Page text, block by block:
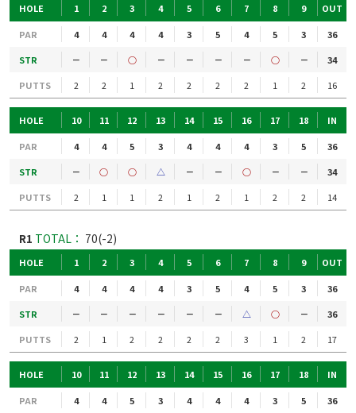
HOLE 1 2 3 4 5 6 7 8 9 OUT
PAR 4 4 4 4 3 5 4 5 3
36
STR
－ － ○ － － － － ○ －
34
PUTTS
2 2 1 2 2 2 2 1 2 16
HOLE 10 11 12 13 14 15 16 17 18 IN
PAR 4 4 5 3 4 4 4 3 5
36
STR
－ ○ ○ △ － － ○ － －
34
PUTTS
2 1 1 2 1 2 1 2 2 14
R1 TOTAL： 70(-2)
HOLE 1 2 3 4 5 6 7 8 9 OUT
PAR 4 4 4 4 3 5 4 5 3
36
STR
－ － － － － － △ ○ －
36
PUTTS
2 1 2 2 2 2 3 1 2 17
HOLE 10 11 12 13 14 15 16 17 18 IN
PAR 4 4 5 3 4 4 4 3 5
36